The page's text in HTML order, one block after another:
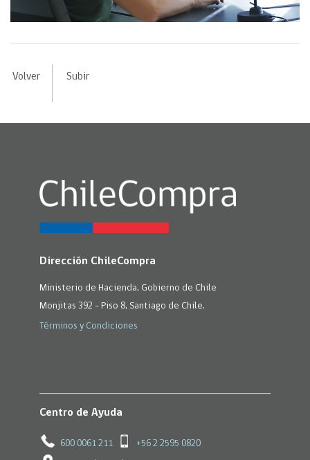
Volver Subir
Dirección ChileCompra
Ministerio de Hacienda, Gobierno de Chile
Monjitas 392 - Piso 8, Santiago de Chile.
Términos y Condiciones
Centro de Ayuda
600 0061 211 +56 2 2595 0820